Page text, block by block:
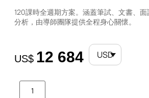
120課時全週期方案。涵蓋筆試、文書、
分析，由導師團隊提供全程身心關懷。
US$ 12 684 USD